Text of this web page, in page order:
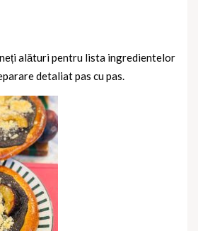
alături pentru lista ingredientelor
detaliat pas cu pas.